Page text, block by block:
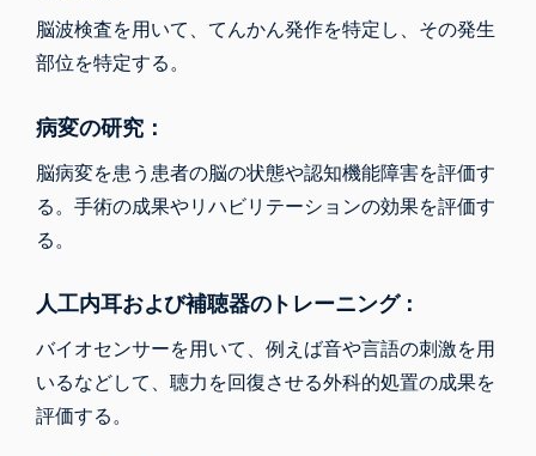
脳波検査を用いて、てんかん発作を特定し、その発生
部位を特定する。
病変の研究：
脳病変を患う患者の脳の状態や認知機能障害を評価す
る。手術の成果やリハビリテーションの効果を評価す
る。
人工内耳および補聴器のトレーニング：
バイオセンサーを用いて、例えば音や言語の刺激を用
いるなどして、聴力を回復させる外科的処置の成果を
評価する。